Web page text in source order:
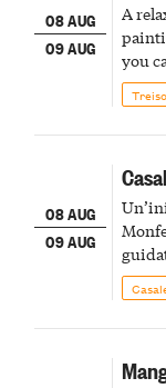
08 AUG
09 AUG
A
you
Treiso
08 AUG
09 AUG